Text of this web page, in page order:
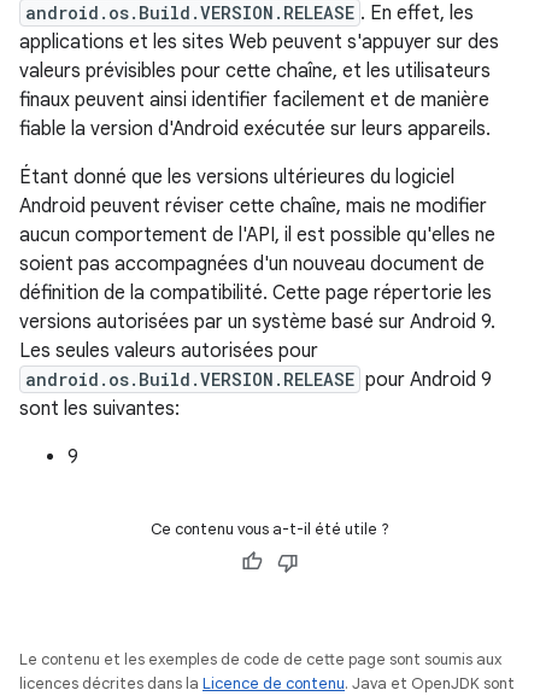
android.os.Build.VERSION.RELEASE . En effet, les
applications et les sites Web peuvent s'appuyer sur des
valeurs prévisibles pour cette chaîne, et les utilisateurs
finaux peuvent ainsi identifier facilement et de manière
fiable la version d'Android exécutée sur leurs appareils.
Étant donné que les versions ultérieures du logiciel
Android peuvent réviser cette chaîne, mais ne modifier
aucun comportement de l'API, il est possible qu'elles ne
soient pas accompagnées d'un nouveau document de
définition de la compatibilité. Cette page répertorie les
versions autorisées par un système basé sur Android 9.
Les seules valeurs autorisées pour
android.os.Build.VERSION.RELEASE pour Android 9
sont les suivantes:
9
Ce contenu vous a-t-il été utile ?
Le contenu et les exemples de code de cette page sont soumis aux
licences décrites dans la Licence de contenu. Java et OpenJDK sont